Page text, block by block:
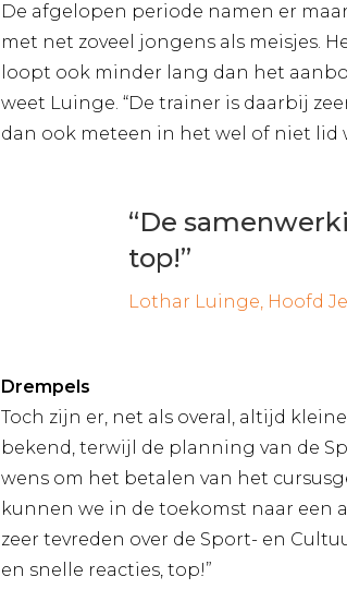
De afgelopen periode namen er
met net zoveel jongens als meisjes.
loopt ook minder lang dan het
weet Luinge. “De trainer is daarbij
dan ook meteen in het wel of niet lid
“De
top!”
Lothar Luinge, Hoofd
Drempels
Toch zijn er, net als overal, altijd
bekend, terwijl de planning van de
wens om het betalen van het
kunnen we in de toekomst naar een
zeer tevreden over de Sport- en
en snelle reacties, top!”